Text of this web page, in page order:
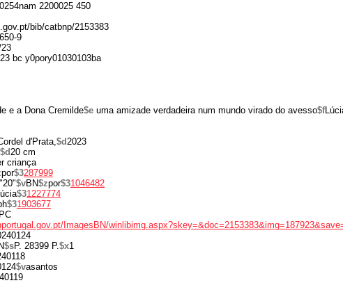
2200025 450
bib/catbnp/2153383
9
bc y0pory01030103ba
e a Dona Cremilde$e uma amizade verdadeira num mundo virado do avesso$f
d'Prata,$d2023
$d20 cm
criança
por$3287999
$vBN$zpor$31046482
$31227774
$31903677
ImagesBN/
$sP. 28399 P.$x1
$vasantos